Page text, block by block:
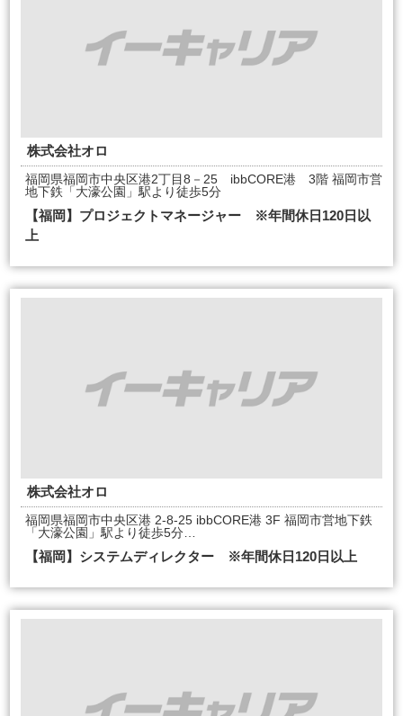
株式会社オロ
福岡県福岡市中央区港2丁目8－25 ibbCORE港 3階 福岡市営
地下鉄「大濠公園」駅より徒歩5分
【福岡】プロジェクトマネージャー ※年間休日120日以
上
株式会社オロ
福岡県福岡市中央区港 2-8-25 ibbCORE港 3F 福岡市営地下鉄
「大濠公園」駅より徒歩5分…
【福岡】システムディレクター ※年間休日120日以上